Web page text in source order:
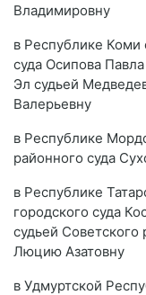
Владимировну
в Республике Коми
суда Осипова
Эл судьей
Валерьевну
в Республике
районного суда
в Республике
городского суда
судьей Советского
Люцию Азатовну
в Удмуртской